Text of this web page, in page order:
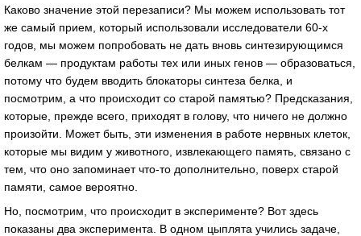
Каково значение этой перезаписи? Мы можем использовать тот
же самый прием, который использовали исследователи 60-х
годов, мы можем попробовать не дать вновь синтезирующимся
белкам — продуктам работы тех или иных генов — образоваться,
потому что будем вводить блокаторы синтеза белка, и
посмотрим, а что происходит со старой памятью? Предсказания,
которые, прежде всего, приходят в голову, что ничего не должно
произойти. Может быть, эти изменения в работе нервных клеток,
которые мы видим у животного, извлекающего память, связано с
тем, что оно запоминает что-то дополнительно, поверх старой
памяти, самое вероятно.
Но, посмотрим, что происходит в эксперименте? Вот здесь
показаны два эксперимента. В одном цыплята учились задаче,